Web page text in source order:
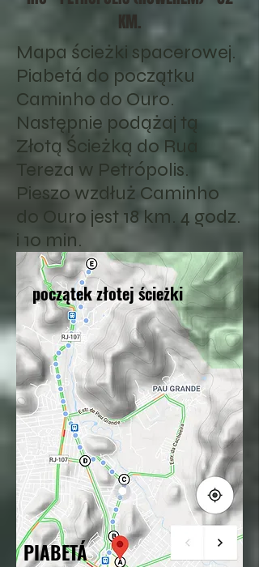
KM.
Mapa ścieżki spacerowej.
Piabetá do początku
Caminho do Ouro.
Następnie podążaj tą
Złotą Ścieżką do Rua
Tereza w Petrópolis.
Pieszo wzdłuż Caminho
do Ouro jest 18 km. 4 godz.
i 10 min.
początek złotej ścieżki
PIABETÁ